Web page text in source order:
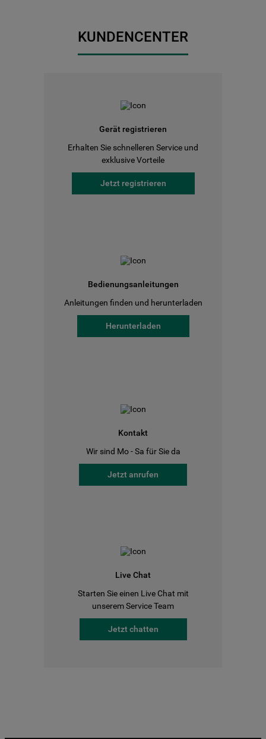
KUNDENCENTER
Gerät registrieren
Erhalten Sie schnelleren Service und
exklusive Vorteile
Jetzt registrieren
Bedienungsanleitungen
Anleitungen finden und herunterladen
Herunterladen
Kontakt
Wir sind Mo - Sa für Sie da
Jetzt anrufen
Live Chat
Starten Sie einen Live Chat mit
unserem Service Team
Jetzt chatten